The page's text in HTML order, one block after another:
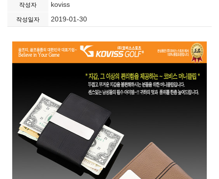
작성자 koviss
작성일자 2019-01-30